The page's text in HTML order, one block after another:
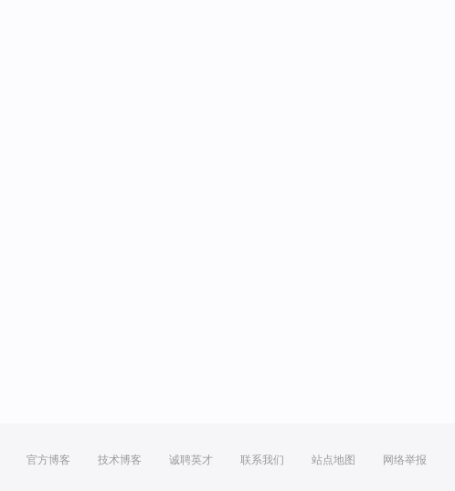
官方博客 技术博客 诚聘英才 联系我们 站点地图 网络举报